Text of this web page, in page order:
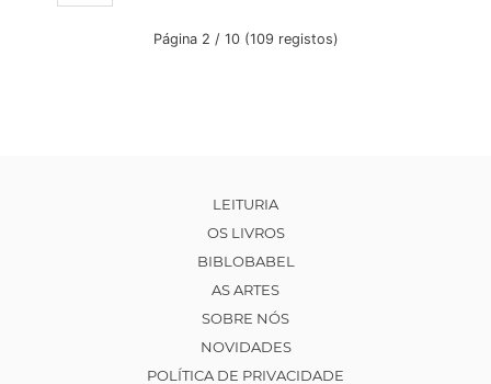
Página 2 / 10 (109 registos)
LEITURIA
OS LIVROS
BIBLOBABEL
AS ARTES
SOBRE NÓS
NOVIDADES
POLÍTICA DE PRIVACIDADE